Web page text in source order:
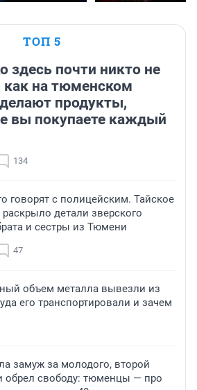
ТОП 5
здесь почти никто не
как на тюменском
продукты,
вы покупаете каждый
134
говорят с полицейским. Тайское
детали зверского
и сестры из Тюмени
47
объем металла вывезли из
его транспортировали и зачем
замуж за молодого, второй
обрел свободу: тюменцы — про